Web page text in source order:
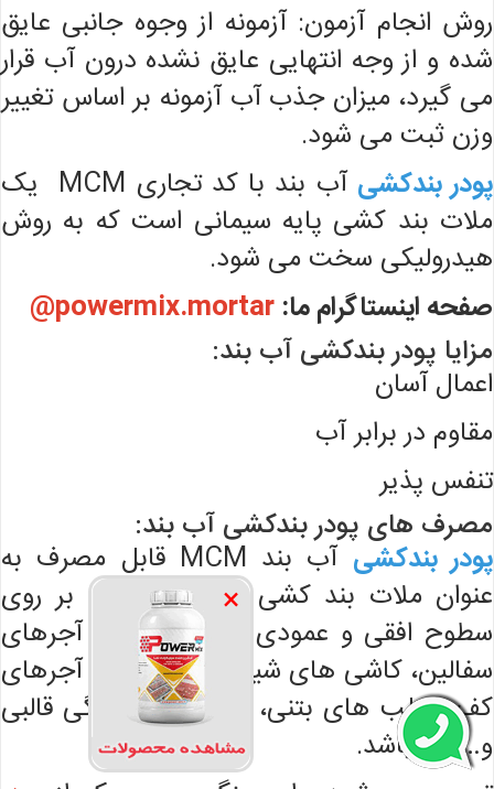
×
روش انجام آزمون: آزمونه از وجوه جانبی عایق
شده و از وجه انتهایی عایق نشده درون آب قرار
می گیرد، میزان جذب آب آزمونه بر اساس تغییر
وزن ثبت می شود.
پودر بندکشی
آب بند با کد تجاری MCM یک
ملات بند کشی پایه سیمانی است که به روش
هیدرولیکی سخت می شود.
صفحه اینستاگرام ما: powermix.mortar@
مزایا پودر بندکشی آب بند:
اعمال آسان
مقاوم در برابر آب
تنفس پذیر
مصرف های پودر بندکشی آب بند:
پودر بندکشی
آب بند MCM قابل مصرف به
عنوان ملات بند کشی در کاشی کاری بر روی
سطوح افقی و عمودی برای سرامیک، آجرهای
سفالین، کاشی های شیشه ای و آجری، آجرهای
کف، اسلب های بتنی، کاشی های سنگی قالبی
و… می باشد.